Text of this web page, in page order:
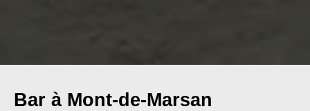
Bar à Mont-de-Marsan